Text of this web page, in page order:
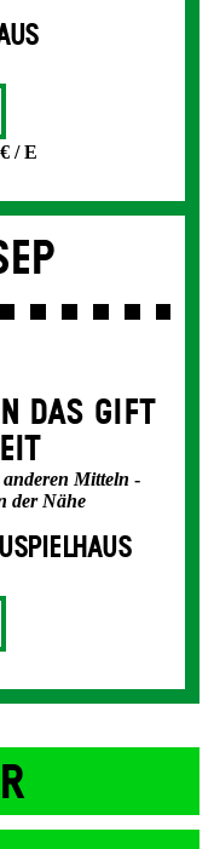
/ E
DAS GIFT
anderen Mitteln -
der Nähe